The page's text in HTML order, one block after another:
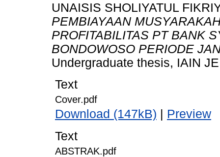
UNAISIS SHOLIYATUL
PEMBIAYAAN
PROFITABILITAS PT BANK
BONDOWOSO PERIODE
Undergraduate thesis, IAIN
Text
Cover.pdf
Download (147kB) | Preview
Text
ABSTRAK.pdf